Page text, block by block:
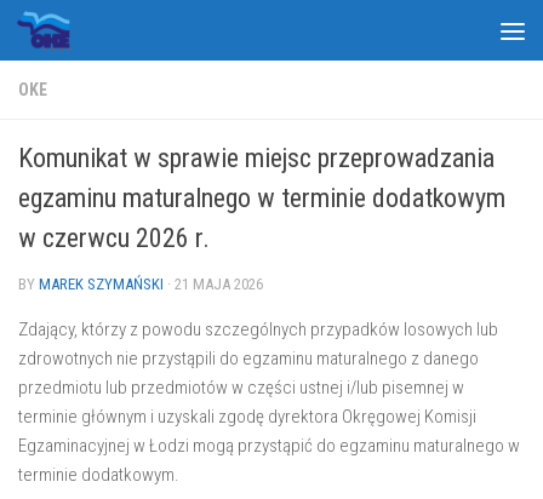
Skip to content
OKE
Komunikat w sprawie miejsc przeprowadzania
egzaminu maturalnego w terminie dodatkowym
w czerwcu 2026 r.
BY MAREK SZYMAŃSKI · 21 MAJA 2026
Zdający, którzy z powodu szczególnych przypadków losowych lub
zdrowotnych nie przystąpili do egzaminu maturalnego z danego
przedmiotu lub przedmiotów w części ustnej i/lub pisemnej w
terminie głównym i uzyskali zgodę dyrektora Okręgowej Komisji
Egzaminacyjnej w Łodzi mogą przystąpić do egzaminu maturalnego w
terminie dodatkowym.